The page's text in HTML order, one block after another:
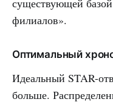
филиалов».
Оптимальный
Идеальный STAR-
больше.